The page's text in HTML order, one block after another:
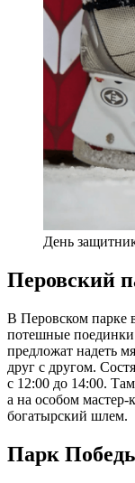
День
Перовский
В Перовском парке
потешные
предложат надеть
друг с другом.
с 12:00 до 14:00.
а на особом мастер-
богатырский шлем.
Парк